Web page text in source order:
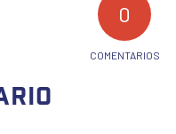
0
COMENTARIOS